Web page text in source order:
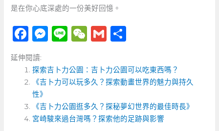
是在你心底深處的一份美好回憶。
F
a
c
e
b
o
M
ss
e
g
Li
e
W
C
h
t
G
ai
l
延伸閱讀:
探索吉卜力公園：吉卜力公園可以吃東西嗎？
《吉卜力可以玩多久？探索動畫世界的魅力與持久
性》
《吉卜力公園逛多久？探秘夢幻世界的最佳時長》
宮崎駿來過台灣嗎？探索他的足跡與影響